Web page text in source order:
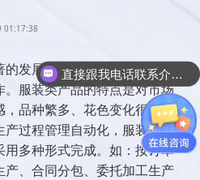
01:17:38
发展趋势就是用强大的自动
服装类产品的特点是对市场
品种繁多、花色变化很快，
过程管理自动化，服装业企
多种形式完成。如：按订单
、合同分包、委托加工生产